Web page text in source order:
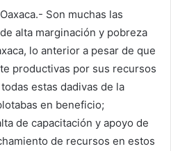
Son muchas las
alta marginación y pobreza
lo anterior a pesar de que
productivas por sus recursos
estas dadivas de la
en beneficio;
de capacitación y apoyo de
de recursos en estos